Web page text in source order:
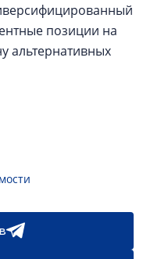
позиции на
альтернативных